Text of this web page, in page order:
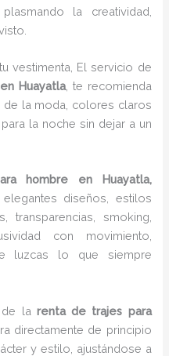
la creatividad,
vestimenta, El servicio de
Huayatla, te recomienda
de la moda, colores claros
la noche sin dejar a un
hombre
en Huayatla,
diseños, estilos
transparencias, smoking,
con movimiento,
luzcas lo que siempre
de la renta de trajes para
directamente de principio
y estilo, ajustándose a